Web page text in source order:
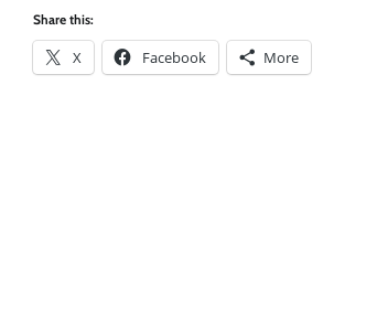
Share this:
X Facebook More